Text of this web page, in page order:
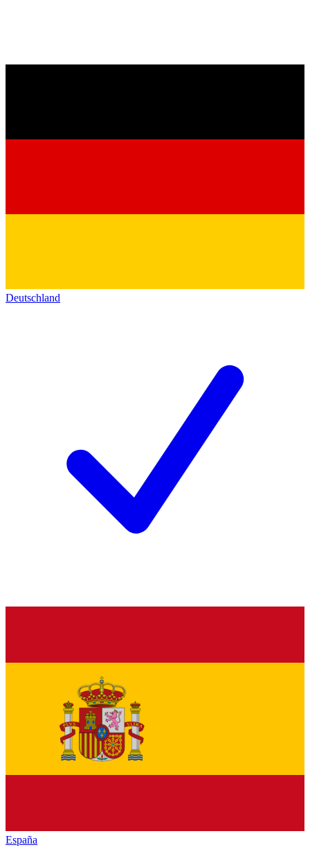
Deutschland
España